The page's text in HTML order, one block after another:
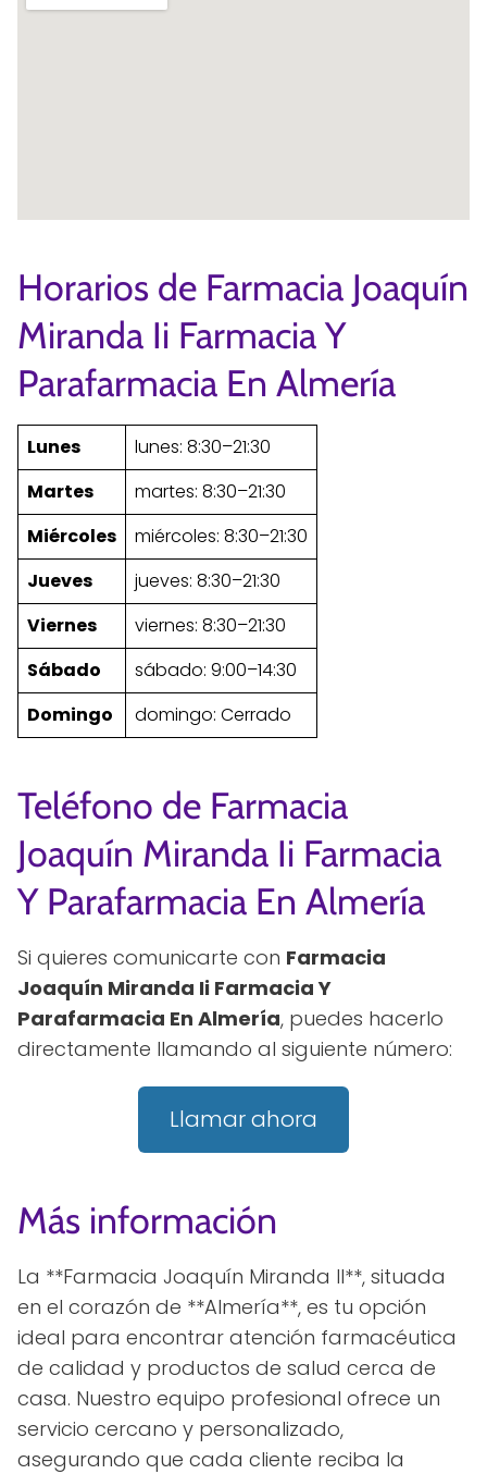
Horarios de Farmacia Joaquín
Miranda Ii Farmacia Y
Parafarmacia En Almería
Lunes
lunes: 8:30–21:30
Martes
martes: 8:30–21:30
Miércoles
miércoles: 8:30–21:30
Jueves
jueves: 8:30–21:30
Viernes
viernes: 8:30–21:30
Sábado
sábado: 9:00–14:30
Domingo
domingo: Cerrado
Teléfono de Farmacia
Joaquín Miranda Ii Farmacia
Y Parafarmacia En Almería
Si quieres comunicarte con Farmacia
Joaquín Miranda Ii Farmacia Y
Parafarmacia En Almería, puedes hacerlo
directamente llamando al siguiente número:
Llamar ahora
Más información
La **Farmacia Joaquín Miranda II**, situada
en el corazón de **Almería**, es tu opción
ideal para encontrar atención farmacéutica
de calidad y productos de salud cerca de
casa. Nuestro equipo profesional ofrece un
servicio cercano y personalizado,
asegurando que cada cliente reciba la